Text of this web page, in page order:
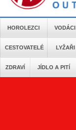
HOROLEZCI VODÁCI
CESTOVATELÉ LYŽAŘI
ZDRAVÍ JÍDLO A PITÍ